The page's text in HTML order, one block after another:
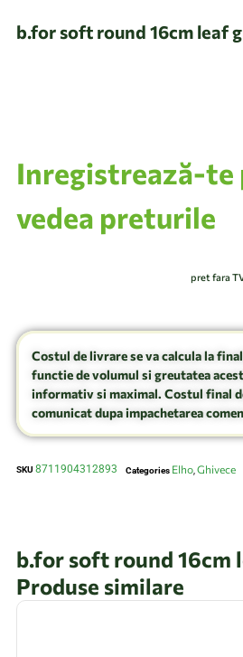
b.for soft round 16cm leaf
Inregistrează-te
vedea preturile
pret fara
Costul de livrare se va calcula la
functie de volumul si greutatea
informativ si maximal. Costul final
comunicat dupa impachetarea
SKU 8711904312893 Categories Elho Ghivece
b.for soft round 16cm
Produse similare